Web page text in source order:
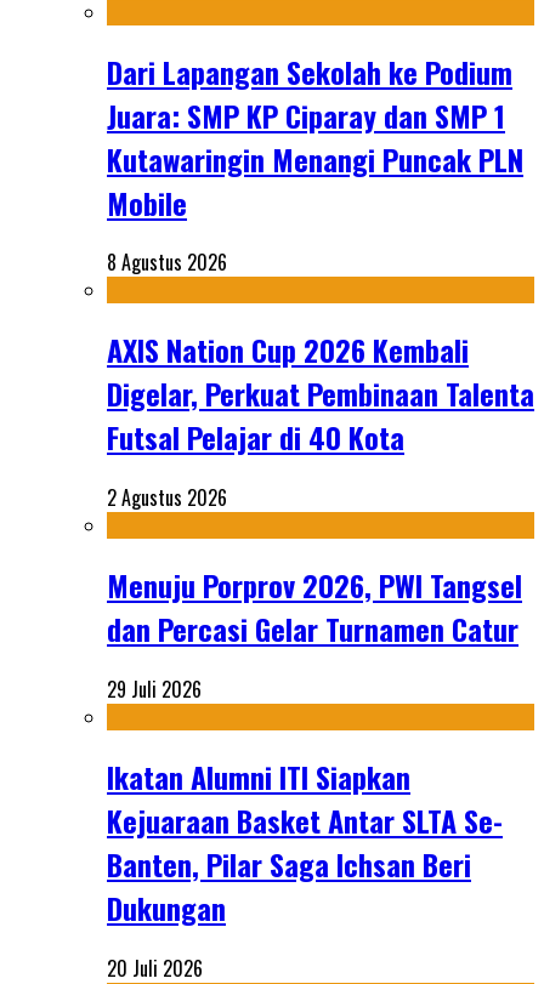
Dari Lapangan Sekolah ke Podium
Juara: SMP KP Ciparay dan SMP 1
Kutawaringin Menangi Puncak PLN
Mobile
8 Agustus 2026
AXIS Nation Cup 2026 Kembali
Digelar, Perkuat Pembinaan Talenta
Futsal Pelajar di 40 Kota
2 Agustus 2026
Menuju Porprov 2026, PWI Tangsel
dan Percasi Gelar Turnamen Catur
29 Juli 2026
Ikatan Alumni ITI Siapkan
Kejuaraan Basket Antar SLTA Se-
Banten, Pilar Saga Ichsan Beri
Dukungan
20 Juli 2026